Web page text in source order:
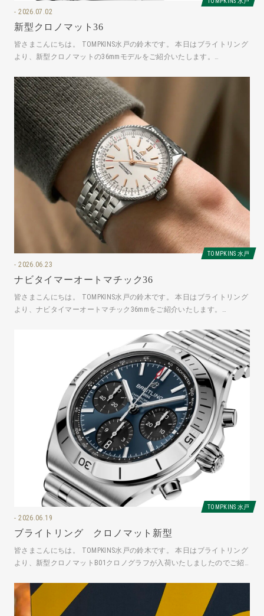
2026.07.02
新型クロノマット36
皆さまこんにちは。 TOMPKINS水戸の鈴木です。 本日はブライトリング
より、新型クロノマットの36mmモデルをご紹介いたします。
TOMPKINS 水戸
2026.06.23
ナビタイマーオートマチック36
皆さまこんにちは。 TOMPKINS水戸の鈴木です。 本日はブライトリング
より、ナビタイマーオートマチック36mmをご紹介いたします。
TOMPKINS 水戸
2026.06.19
ブライトリング クロノマット新型
皆さまこんにちは。 TOMPKINS水戸の鈴木です。 本日はブライトリング
より、新型クロノマットB01クロノグラフが入荷いたしましたのでご紹